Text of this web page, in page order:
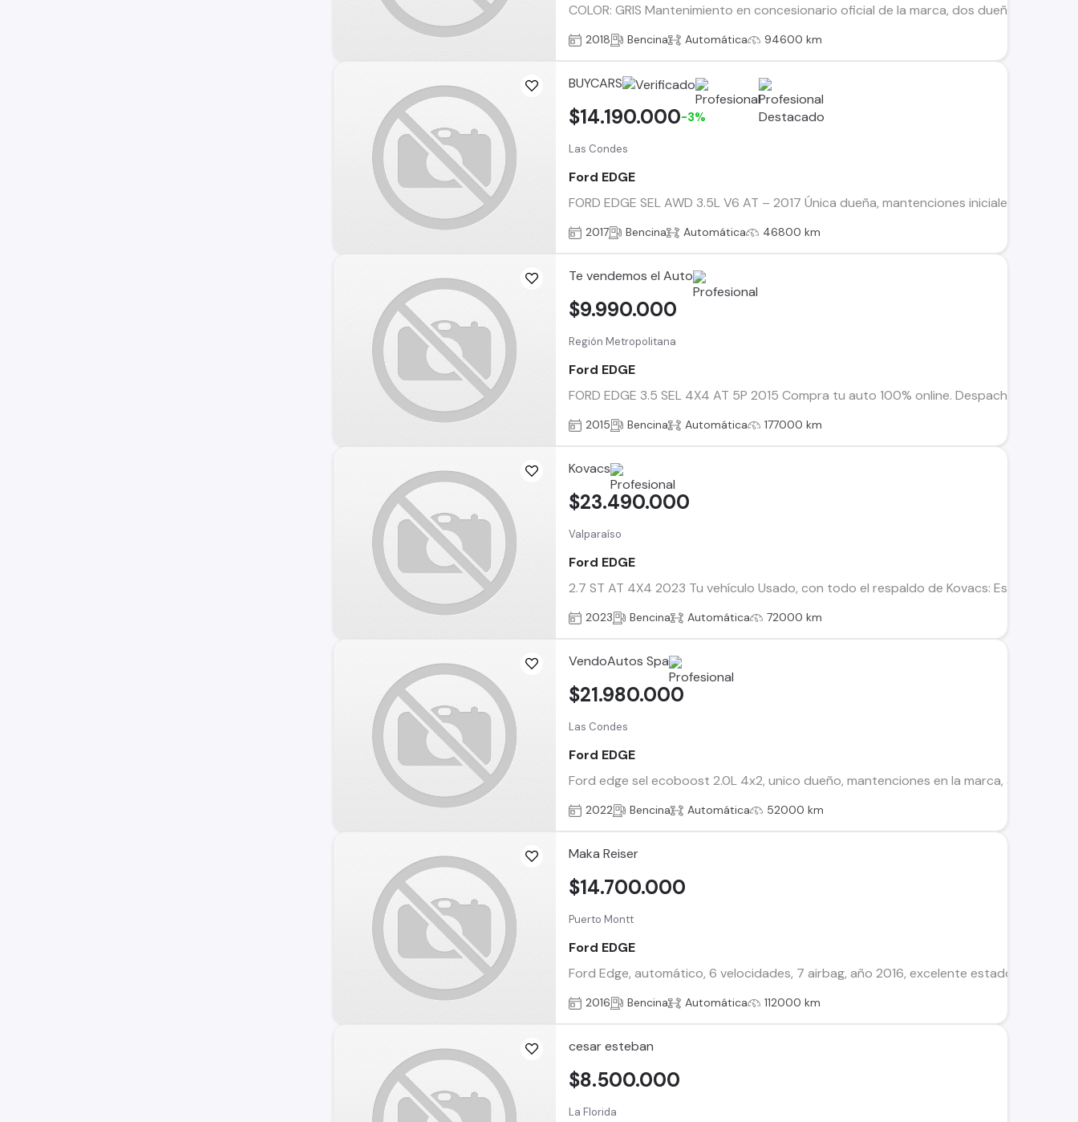
COLOR: GRIS Mantenimiento en concesionario oficial de la marca, dos dueños, dos
2018 Bencina Automática 94600 km
BUYCARS
Las Condes
Ford EDGE
FORD EDGE SEL AWD 3.5L V6 AT – 2017 Única dueña, mantenciones iniciales en la
$14.190.000-3%
2017 Bencina Automática 46800 km
Te vendemos el Auto
Región Metropolitana
Ford EDGE
FORD EDGE 3.5 SEL 4X4 AT 5P 2015 Compra tu auto 100% online. Despachos
$9.990.000
2015 Bencina Automática 177000 km
Kovacs
Valparaíso
Ford EDGE
2.7 ST AT 4X4 2023 Tu vehículo Usado, con todo el respaldo de Kovacs: Este
$23.490.000
2023 Bencina Automática 72000 km
VendoAutos Spa
Las Condes
Ford EDGE
Ford edge sel ecoboost 2.0L 4x2, unico dueño, mantenciones en la marca,
$21.980.000
2022 Bencina Automática 52000 km
Maka Reiser
Puerto Montt
Ford EDGE
Ford Edge, automático, 6 velocidades, 7 airbag, año 2016, excelente estado, venta
$14.700.000
2016 Bencina Automática 112000 km
cesar esteban
La Florida
$8.500.000